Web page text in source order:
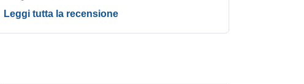
Leggi tutta la recensione